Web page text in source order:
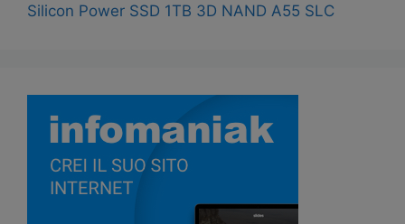
Silicon Power SSD 1TB 3D NAND A55 SLC